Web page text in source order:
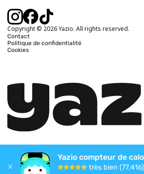
Calcul calories brûlées
Copyright © 2026 Yazio. All rights reserved.
Contact
Politique de confidentialité
Cookies
Yazio compteur de
très bien (77,416)